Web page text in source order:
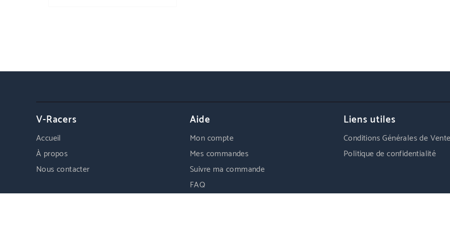
V-Racers
Accueil
À propos
Nous contacter
Aide
Mon compte
Mes commandes
Suivre ma commande
FAQ
Liens utiles
Conditions Générales de
Politique de confidentialité